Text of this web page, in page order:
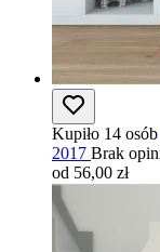
Kupiło 14 osób
2017 Brak
od 56,00 zł